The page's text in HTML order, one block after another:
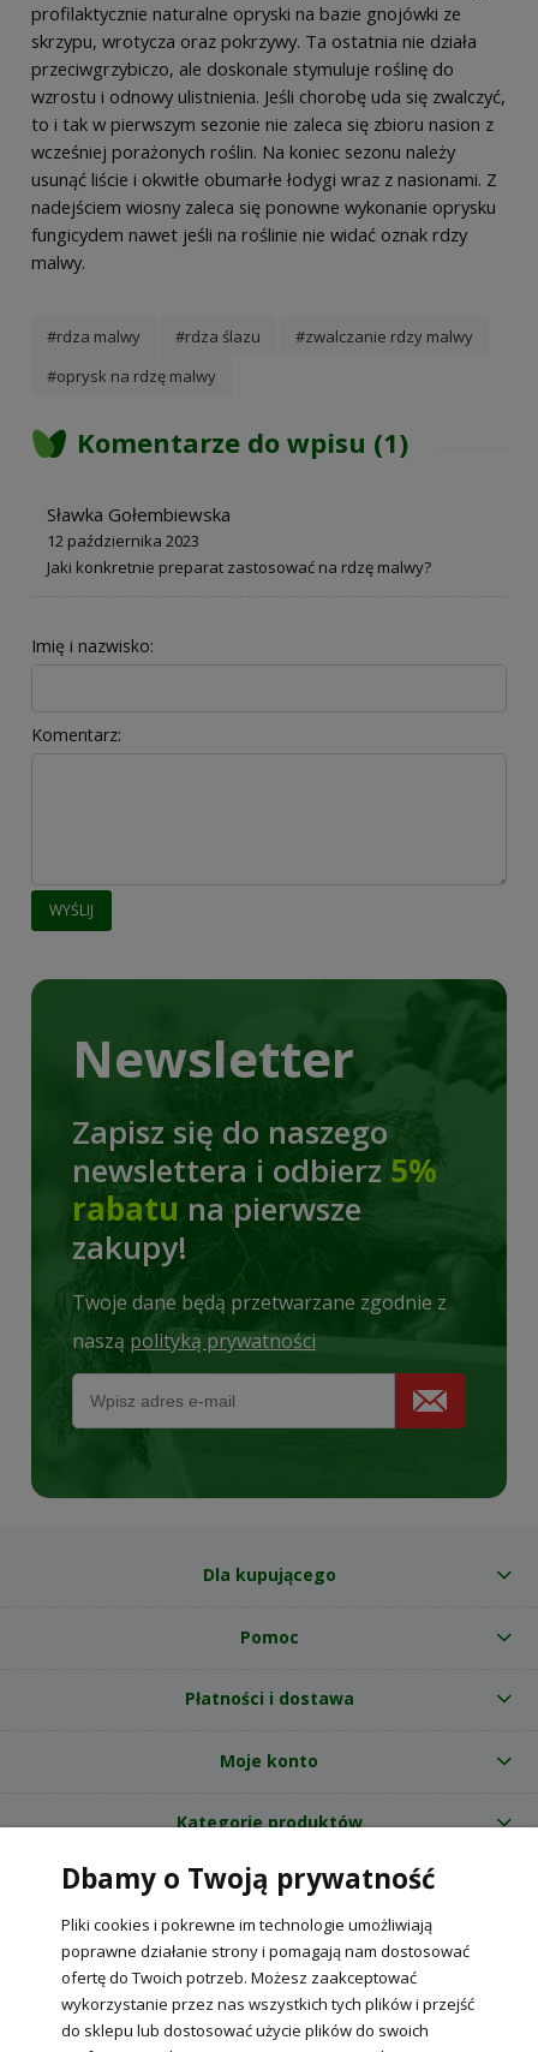
profilaktycznie naturalne opryski na bazie gnojówki ze
skrzypu, wrotycza oraz pokrzywy. Ta ostatnia nie działa
przeciwgrzybiczo, ale doskonale stymuluje roślinę do
wzrostu i odnowy ulistnienia. Jeśli chorobę uda się zwalczyć,
to i tak w pierwszym sezonie nie zaleca się zbioru nasion z
wcześniej porażonych roślin. Na koniec sezonu należy
usunąć liście i okwitłe obumarłe łodygi wraz z nasionami. Z
nadejściem wiosny zaleca się ponowne wykonanie oprysku
fungicydem nawet jeśli na roślinie nie widać oznak rdzy
malwy.
#rdza malwy #rdza ślazu
#zwalczanie rdzy malwy
#oprysk na rdzę malwy
Komentarze do wpisu (1)
Sławka Gołembiewska
12 października 2023
Jaki konkretnie preparat zastosować na rdzę malwy?
Imię i nazwisko:
Komentarz:
WYŚLIJ
Newsletter
Zapisz się do naszego
newslettera i odbierz 5%
rabatu na pierwsze
zakupy!
Twoje dane będą przetwarzane zgodnie z
naszą polityką prywatności
Dla kupującego
Pomoc
Płatności i dostawa
Moje konto
Kategorie produktów
O nas
Internetowy sklep ogrodniczy z nasionami RajOgrodnika.pl
NIP: 6090037061, REGON: 260240470 | Czarnca, ul. Tęczowa 31, 29-100
Włoszczowa
Dbamy o Twoją prywatność
Pliki cookies i pokrewne im technologie umożliwiają
poprawne działanie strony i pomagają nam dostosować
ofertę do Twoich potrzeb. Możesz zaakceptować
wykorzystanie przez nas wszystkich tych plików i przejść
do sklepu lub dostosować użycie plików do swoich